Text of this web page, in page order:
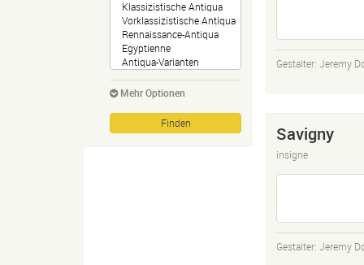
Mehr Optionen
Gestalter: Jeremy
Savigny
insigne
Gestalter: Jeremy